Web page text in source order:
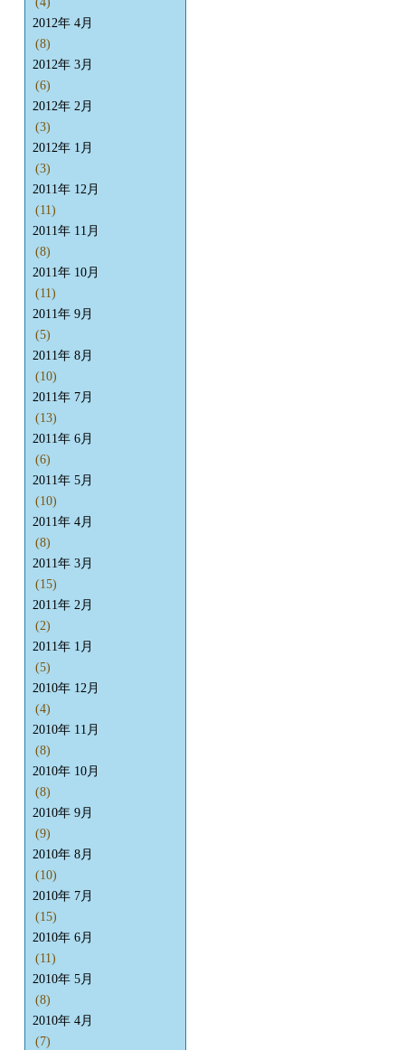
2012年 4月
(8)
2012年 3月
(6)
2012年 2月
(3)
2012年 1月
(3)
2011年 12月
(11)
2011年 11月
(8)
2011年 10月
(11)
2011年 9月
(5)
2011年 8月
(10)
2011年 7月
(13)
2011年 6月
(6)
2011年 5月
(10)
2011年 4月
(8)
2011年 3月
(15)
2011年 2月
(2)
2011年 1月
(5)
2010年 12月
(4)
2010年 11月
(8)
2010年 10月
(8)
2010年 9月
(9)
2010年 8月
(10)
2010年 7月
(15)
2010年 6月
(11)
2010年 5月
(8)
2010年 4月
(7)